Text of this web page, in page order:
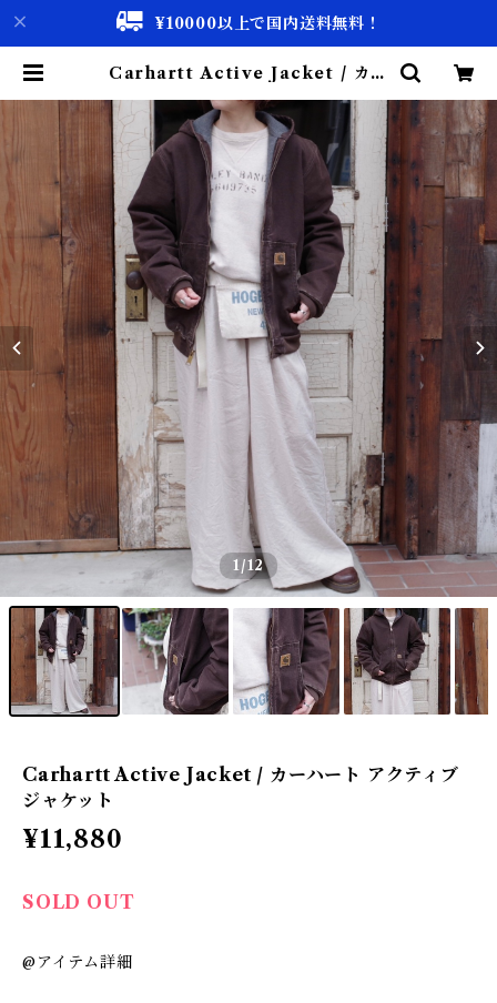
¥10000以上で国内送料無料！
Carhartt Active Jacket / カー
着屋 仙台 biscco【古着 & Vinta
ge 通販】
1/12
Carhartt Active Jacket / カーハート アクティブ
ジャケット
¥11,880
SOLD OUT
@アイテム詳細